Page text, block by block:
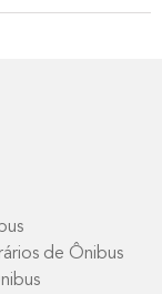
de Ônibus